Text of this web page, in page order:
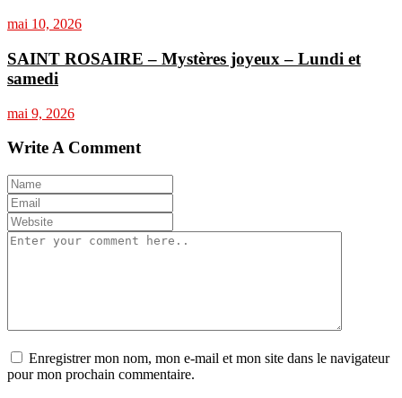
mai 10, 2026
SAINT ROSAIRE – Mystères joyeux – Lundi et
samedi
mai 9, 2026
Write A Comment
Enregistrer mon nom, mon e-mail et mon site dans le navigateur
pour mon prochain commentaire.